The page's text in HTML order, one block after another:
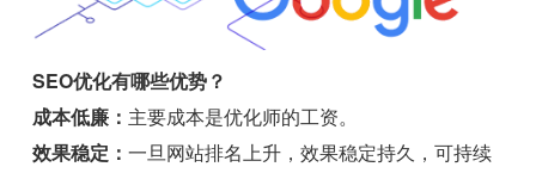
SEO优化有哪些优势？
成本低廉： 主要成本是优化师的工资。
效果稳定：一旦网站排名上升，效果稳定持久，可持续